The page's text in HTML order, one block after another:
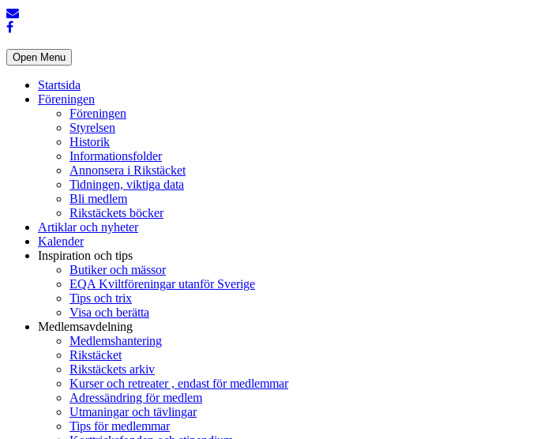
Open Menu
Startsida
Föreningen
Föreningen
Styrelsen
Historik
Informationsfolder
Annonsera i Rikstäcket
Tidningen, viktiga data
Bli medlem
Rikstäckets böcker
Artiklar och nyheter
Kalender
Inspiration och tips
Butiker och mässor
EQA Kviltföreningar utanför Sverige
Tips och trix
Visa och berätta
Medlemsavdelning
Medlemshantering
Rikstäcket
Rikstäckets arkiv
Kurser och retreater , endast för medlemmar
Adressändring för medlem
Utmaningar och tävlingar
Tips för medlemmar